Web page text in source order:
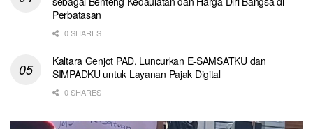
Perbatasan
0 SHARES
Kaltara Genjot PAD, Luncurkan E-SAMSATKU dan
SIMPADKU untuk Layanan Pajak Digital
0 SHARES